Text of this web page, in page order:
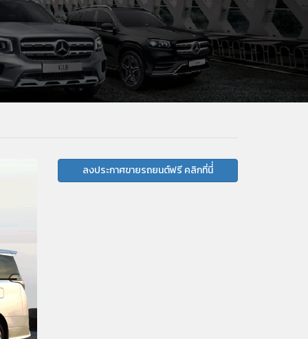
ลงประกาศขายรถยนต์ฟรี คลิกที่นี่่